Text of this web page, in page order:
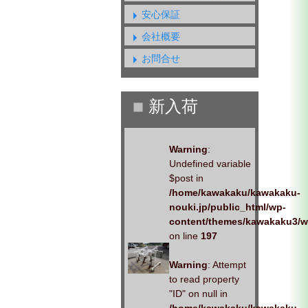
安心保証
会社概要
お問合せ
Warning:
Undefined variable
$post in
/home/kawakaku/kawakaku-
nouki.jp/public_html/wp-
content/themes/kawakaku3/
on line 197
Warning: Attempt
to read property
"ID" on null in